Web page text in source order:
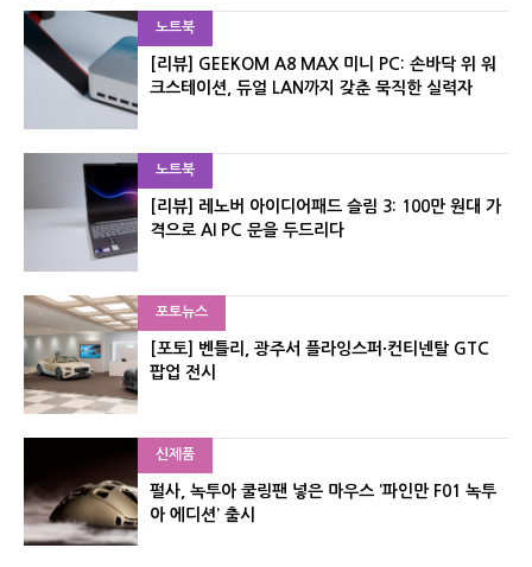
노트북
[리뷰] GEEKOM A8 MAX 미니 PC: 손바닥 위 워
크스테이션, 듀얼 LAN까지 갖춘 묵직한 실력자
노트북
[리뷰] 레노버 아이디어패드 슬림 3: 100만 원대 가
격으로 AI PC 문을 두드리다
포토뉴스
[포토] 벤틀리, 광주서 플라잉스퍼·컨티넨탈 GTC
팝업 전시
신제품
펄사, 녹투아 쿨링팬 넣은 마우스 ‘파인만 F01 녹투
아 에디션’ 출시